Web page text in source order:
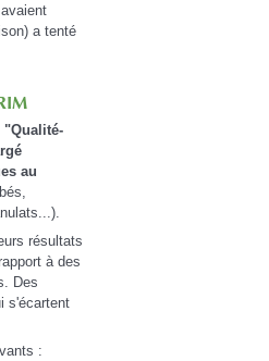
a tenté
"Qualité-
au
résultats
à des
Des
s'écartent
: